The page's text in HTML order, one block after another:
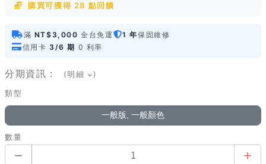
購買可獲得 28 點回饋
滿 NT$3,000 全台免運 1 年保固維修
信用卡 3/6 期 0 利率
分期資訊： (明細 )
類型
一般版, 一般顏色
數量